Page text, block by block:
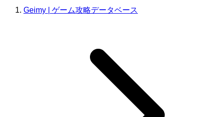
Geimy | ゲーム攻略データベース